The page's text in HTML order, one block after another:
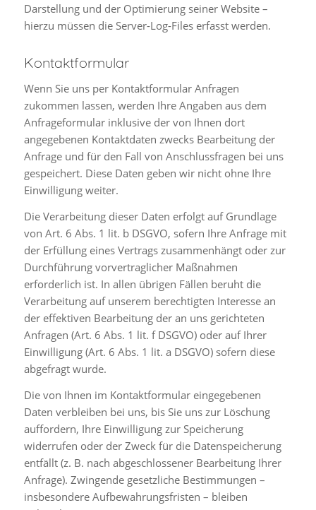
Darstellung und der Optimierung seiner Website –
hierzu müssen die Server-Log-Files erfasst werden.
Kontaktformular
Wenn Sie uns per Kontaktformular Anfragen
zukommen lassen, werden Ihre Angaben aus dem
Anfrageformular inklusive der von Ihnen dort
angegebenen Kontaktdaten zwecks Bearbeitung der
Anfrage und für den Fall von Anschlussfragen bei uns
gespeichert. Diese Daten geben wir nicht ohne Ihre
Einwilligung weiter.
Die Verarbeitung dieser Daten erfolgt auf Grundlage
von Art. 6 Abs. 1 lit. b DSGVO, sofern Ihre Anfrage mit
der Erfüllung eines Vertrags zusammenhängt oder zur
Durchführung vorvertraglicher Maßnahmen
erforderlich ist. In allen übrigen Fällen beruht die
Verarbeitung auf unserem berechtigten Interesse an
der effektiven Bearbeitung der an uns gerichteten
Anfragen (Art. 6 Abs. 1 lit. f DSGVO) oder auf Ihrer
Einwilligung (Art. 6 Abs. 1 lit. a DSGVO) sofern diese
abgefragt wurde.
Die von Ihnen im Kontaktformular eingegebenen
Daten verbleiben bei uns, bis Sie uns zur Löschung
auffordern, Ihre Einwilligung zur Speicherung
widerrufen oder der Zweck für die Datenspeicherung
entfällt (z. B. nach abgeschlossener Bearbeitung Ihrer
Anfrage). Zwingende gesetzliche Bestimmungen –
insbesondere Aufbewahrungsfristen – bleiben